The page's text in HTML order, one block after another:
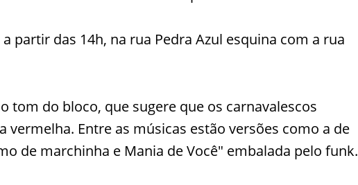
a partir das 14h, na rua Pedra Azul esquina com a rua
tom do bloco, que sugere que os carnavalescos
vermelha. Entre as músicas estão versões como a de
de marchinha e Mania de Você" embalada pelo funk.